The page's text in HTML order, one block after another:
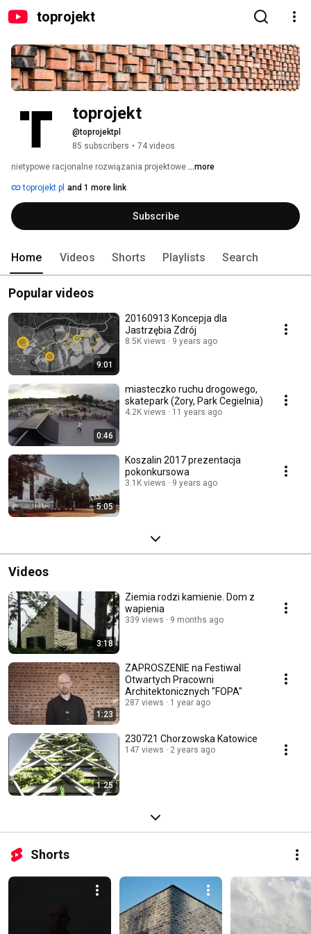
toprojekt
toprojekt
@toprojektpl
85 subscribers • 74 videos
nietypowe racjonalne rozwiązania projektowe ...more
toprojekt.pl and 1 more link
Subscribe
Home Videos Shorts Playlists Search
Popular videos
9:01
20160913 Koncepja dla
Jastrzębia Zdrój
8.5K views 9 years ago
0:46
miasteczko ruchu drogowego,
skatepark (Żory, Park Cegielnia)
4.2K views 11 years ago
5:05
Koszalin 2017 prezentacja
pokonkursowa
3.1K views 9 years ago
Videos
3:18
Ziemia rodzi kamienie. Dom z
wapienia
339 views 9 months ago
1:23
ZAPROSZENIE na Festiwal
Otwartych Pracowni
Architektonicznych "FOPA"
287 views 1 year ago
1:25
230721 Chorzowska Katowice
147 views 2 years ago
Shorts